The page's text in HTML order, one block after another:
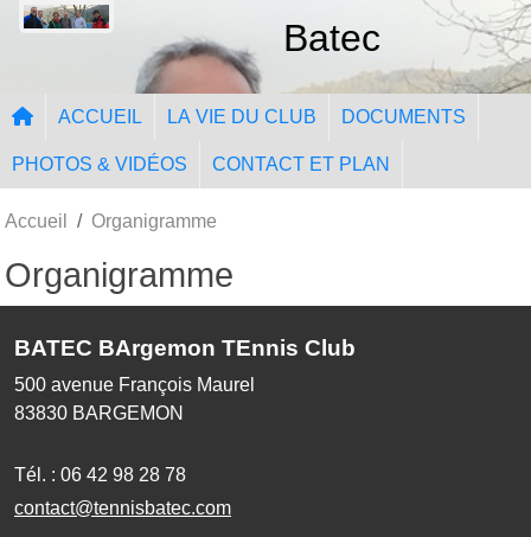
Batec
ACCUEIL LA VIE DU CLUB DOCUMENTS
PHOTOS & VIDÉOS CONTACT ET PLAN
Accueil Organigramme
Organigramme
BATEC BArgemon TEnnis Club
500 avenue François Maurel
83830 BARGEMON
Tél. : 06 42 98 28 78
contact@tennisbatec.com
Panneau de gestion des cookies